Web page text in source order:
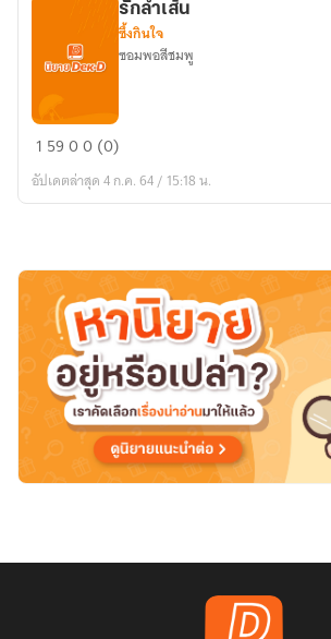
รัก
เส้น
รักล้ำเส้น
ซึ้งกินใจ
ซอมพอสีชมพู
1 5900 (0)
อัปเดตล่าสุด 4 ก.ค. 64 / 15:18 น.